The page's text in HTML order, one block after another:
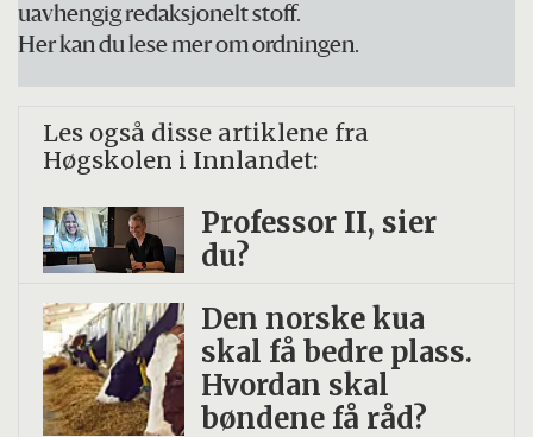
uavhengig redaksjonelt stoff.
Her kan du lese mer om ordningen.
Les også disse artiklene fra
Høgskolen i Innlandet:
Professor II, sier
du?
Den norske kua
skal få bedre plass.
Hvordan skal
bøndene få råd?